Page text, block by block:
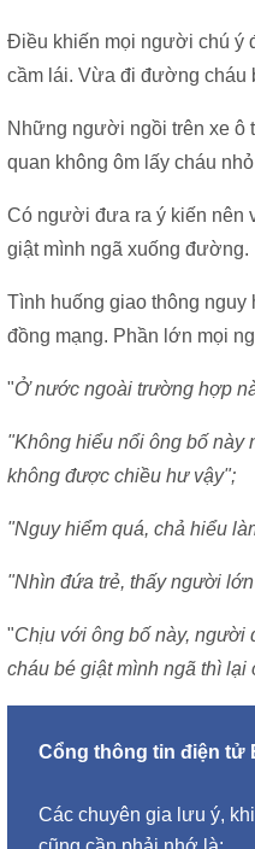
Điều khiến mọi người chú ý
cầm lái. Vừa đi đường cháu
Những người ngồi trên xe ô
quan không ôm lấy cháu
Có người đưa ra ý kiến nên
giật mình ngã xuống đường.
Tình huống giao thông nguy
đồng mạng. Phần lớn mọi
"Ở nước ngoài trường hợp
"Không hiểu nổi ông bố này
không được chiều hư vậy";
"Nguy hiểm quá, chả hiểu
"Nhìn đứa trẻ, thấy người
"Chịu với ông bố này, người
cháu bé giật mình ngã thì lại
Cổng thông tin điện tử
Các chuyên gia lưu ý,